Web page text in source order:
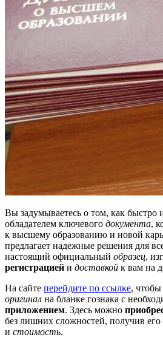
Вы задумываетесь о том, как быстро
обладателем ключевого документа,
к высшему образованию и новой
предлагает надежные решения для
настоящий официальный образец,
регистрацией и доставкой к вам на
На сайте перейдите по ссылке, чтобы
оригинал на бланке гознака с
приложением. Здесь можно
без лишних сложностей, получив
и стоимость.